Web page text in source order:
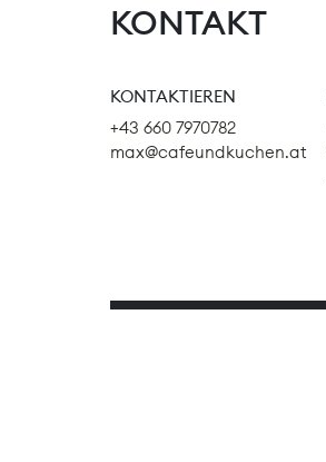
KONTAKT
KONTAKTIEREN
+43 660 7970782
max@cafeundkuchen.at